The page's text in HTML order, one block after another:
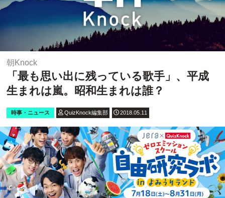
朝Knock
「最も思い出に残っている歌手」、平成
生まれは嵐。昭和生まれは誰？
時事・ニュース QuizKnock編集部 2018.05.11